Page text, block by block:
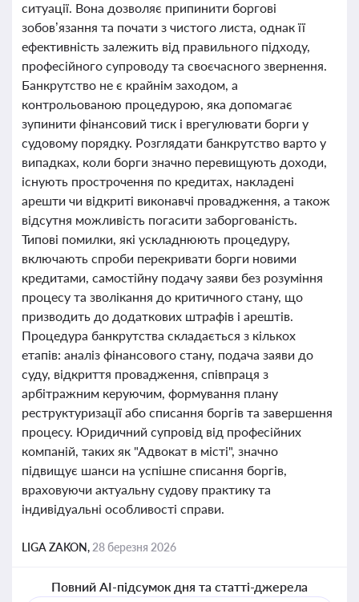
ситуації. Вона дозволяє припинити боргові
зобов’язання та почати з чистого листа, однак її
ефективність залежить від правильного підходу,
професійного супроводу та своєчасного звернення.
Банкрутство не є крайнім заходом, а
контрольованою процедурою, яка допомагає
зупинити фінансовий тиск і врегулювати борги у
судовому порядку. Розглядати банкрутство варто у
випадках, коли борги значно перевищують доходи,
існують прострочення по кредитах, накладені
арешти чи відкриті виконавчі провадження, а також
відсутня можливість погасити заборгованість.
Типові помилки, які ускладнюють процедуру,
включають спроби перекривати борги новими
кредитами, самостійну подачу заяви без розуміння
процесу та зволікання до критичного стану, що
призводить до додаткових штрафів і арештів.
Процедура банкрутства складається з кількох
етапів: аналіз фінансового стану, подача заяви до
суду, відкриття провадження, співпраця з
арбітражним керуючим, формування плану
реструктуризації або списання боргів та завершення
процесу. Юридичний супровід від професійних
компаній, таких як "Адвокат в місті", значно
підвищує шанси на успішне списання боргів,
враховуючи актуальну судову практику та
індивідуальні особливості справи.
LIGA ZAKON, 28 березня 2026
Повний AI-підсумок дня та статті-джерела